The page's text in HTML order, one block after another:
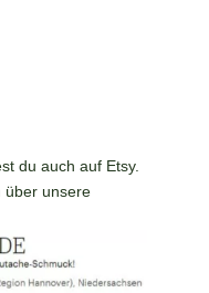
du auch auf Etsy.
über unsere